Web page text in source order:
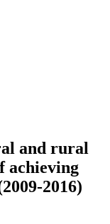
and rural
achieving
2016)